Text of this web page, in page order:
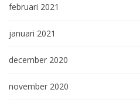
februari 2021
januari 2021
december 2020
november 2020